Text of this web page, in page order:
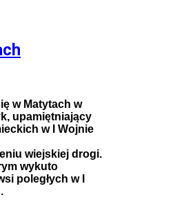
w Matytach w
upamiętniający
w I Wojnie
wiejskiej drogi.
wykuto
poległych w I